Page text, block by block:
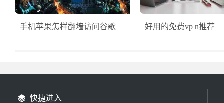
手机苹果怎样翻墙访问谷歌 好用的免费vp n推荐
快捷进入